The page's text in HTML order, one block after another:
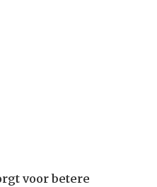
voor betere